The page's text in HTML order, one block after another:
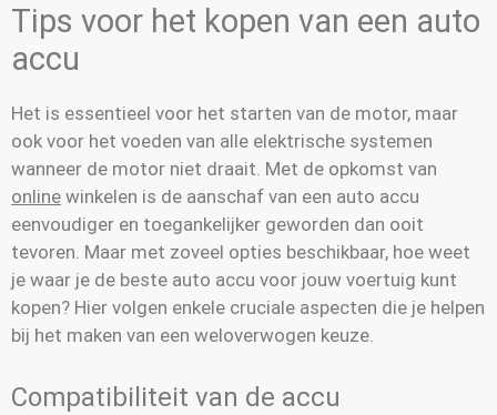
Tips voor het kopen van een auto
accu
Het is essentieel voor het starten van de motor, maar
ook voor het voeden van alle elektrische systemen
wanneer de motor niet draait. Met de opkomst van
online winkelen is de aanschaf van een auto accu
eenvoudiger en toegankelijker geworden dan ooit
tevoren. Maar met zoveel opties beschikbaar, hoe weet
je waar je de beste auto accu voor jouw voertuig kunt
kopen? Hier volgen enkele cruciale aspecten die je helpen
bij het maken van een weloverwogen keuze.
Compatibiliteit van de accu